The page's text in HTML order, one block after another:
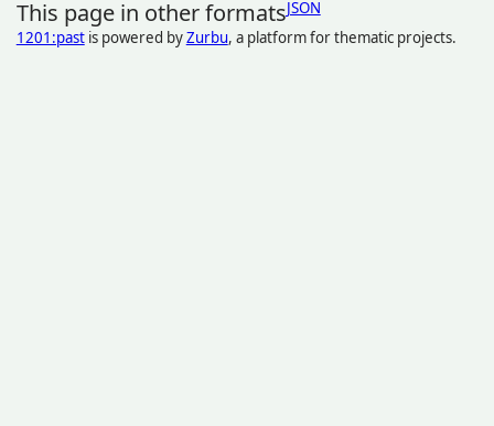
This page in other formatsJSON
1201:pastis powered byZurbu, a platform for thematic projects.